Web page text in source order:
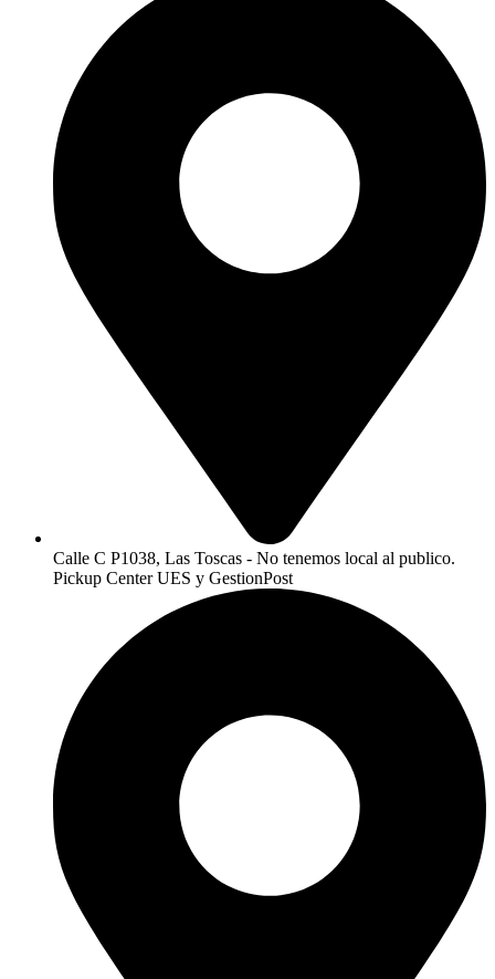
Calle C P1038, Las Toscas - No tenemos local al publico.
Pickup Center UES y GestionPost